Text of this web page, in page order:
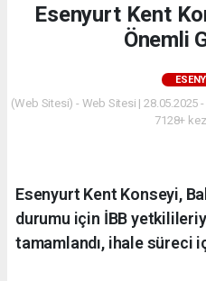
Esenyurt Kent
Önemli
(Web Sitesi) - Web Sitesi | 28.05.2025
7128+
Esenyurt Kent Konseyi,
durumu için İBB
tamamlandı, ihale süreci